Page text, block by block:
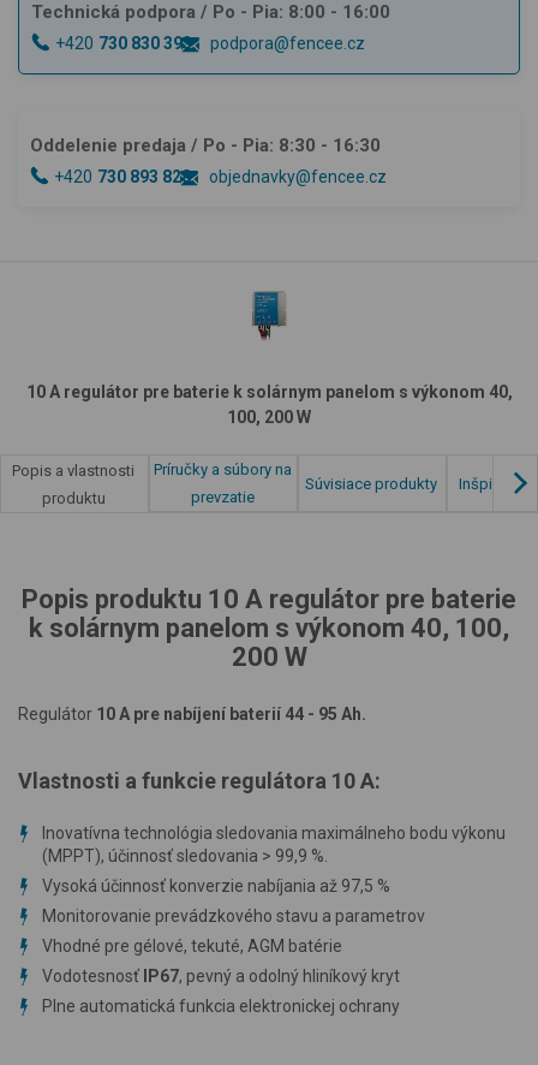
Technická podpora / Po - Pia: 8:00 - 16:00
+420 730 830 393 podpora@fencee.cz
Oddelenie predaja / Po - Pia: 8:30 - 16:30
+420 730 893 828 objednavky@fencee.cz
10 A regulátor pre baterie k solárnym panelom s výkonom 40,
100, 200 W
Popis a vlastnosti
produktu
Príručky a súbory na
prevzatie
Súvisiace produkty Inšpirácia
Popis produktu 10 A regulátor pre baterie
k solárnym panelom s výkonom 40, 100,
200 W
Regulátor 10 A pre nabíjení baterií 44 - 95 Ah.
Vlastnosti a funkcie regulátora 10 A:
Inovatívna technológia sledovania maximálneho bodu výkonu
(MPPT), účinnosť sledovania > 99,9 %.
Vysoká účinnosť konverzie nabíjania až 97,5 %
Monitorovanie prevádzkového stavu a parametrov
Vhodné pre gélové, tekuté, AGM batérie
Vodotesnosť
IP67, pevný a odolný hliníkový kryt
Plne automatická funkcia elektronickej ochrany